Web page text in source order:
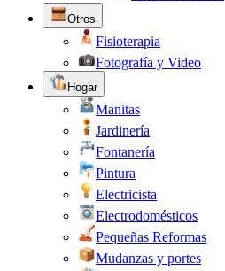
Otros
Fisioterapia
Fotografía y Video
Hogar
Manitas
Jardinería
Fontanería
Pintura
Electricista
Electrodomésticos
Pequeñas Reformas
Mudanzas y portes